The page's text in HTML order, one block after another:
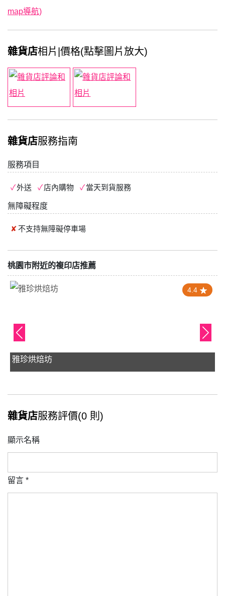
map導航)
雜貨店相片|價格(點擊圖片放大)
雜貨店服務指南
服務項目
外送 店內購物 當天到貨服務
無障礙程度
不支持無障礙停車場
桃園市附近的複印店推薦
4.4
雅珍烘焙坊
雜貨店服務評價(0 則)
顯示名稱
留言 *